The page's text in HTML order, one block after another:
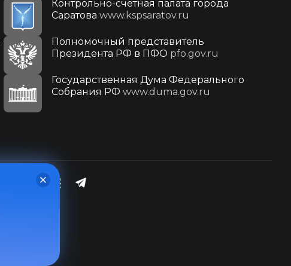
Контрольно-счетная палата города
Саратова www.kspsaratov.ru
Полномочный представитель
Президента РФ в ПФО pfo.gov.ru
Государственная Дума Федерального
Собрания РФ www.duma.gov.ru